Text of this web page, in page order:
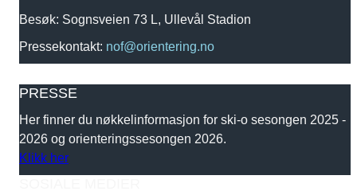
Besøk: Sognsveien 73 L, Ullevål Stadion
Pressekontakt: nof@orientering.no
PRESSE
Her finner du nøkkelinformasjon for ski-o sesongen 2025 -
2026 og orienteringssesongen 2026.
Klikk her